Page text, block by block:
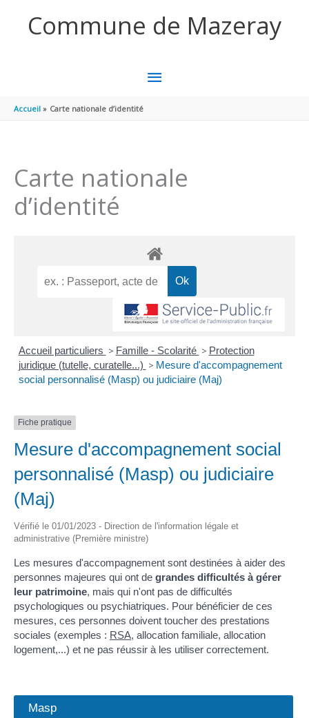
Commune de Mazeray
MENU
Accueil Carte nationale d’identité
Carte nationale
d’identité
Accueil particuliers > Famille - Scolarité > Protection
juridique (tutelle, curatelle...) > Mesure d'accompagnement
social personnalisé (Masp) ou judiciaire (Maj)
Fiche pratique
Mesure d'accompagnement social
personnalisé (Masp) ou judiciaire
(Maj)
Vérifié le 01/01/2023 - Direction de l'information légale et
administrative (Première ministre)
Les mesures d'accompagnement sont destinées à aider des
personnes majeures qui ont de grandes difficultés à gérer
leur patrimoine, mais qui n'ont pas de difficultés
psychologiques ou psychiatriques. Pour bénéficier de ces
mesures, ces personnes doivent toucher des prestations
sociales (exemples : RSA, allocation familiale, allocation
logement,...) et ne pas réussir à les utiliser correctement.
Masp